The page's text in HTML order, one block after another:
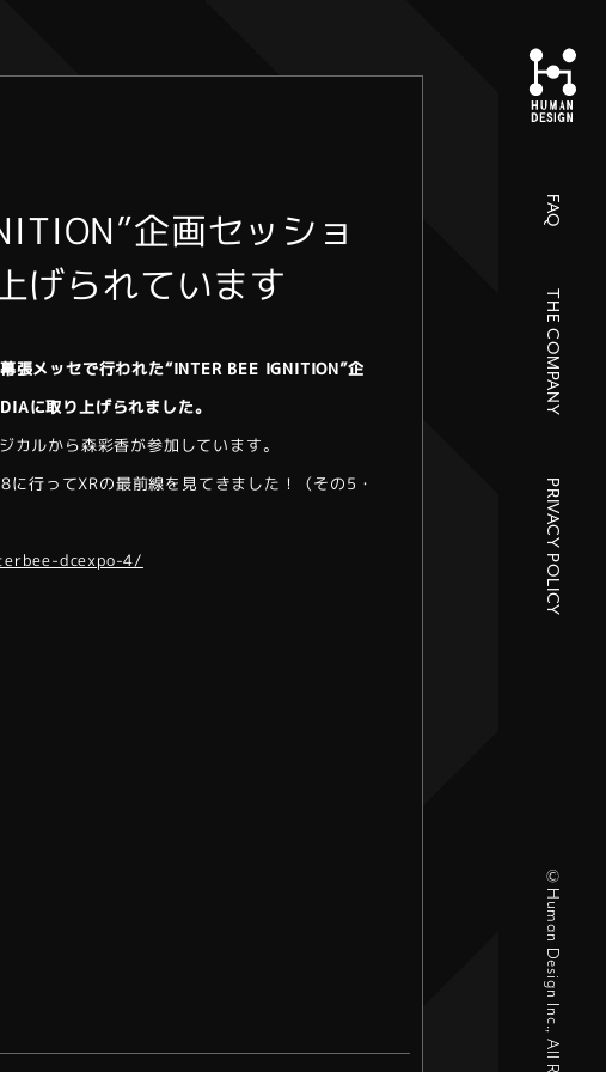
企画セッショ
げられています
メッセで行われた“INTER BEE IGNITION”企
に取り上げられました。
カルから森彩香が参加しています。
ってXRの最前線を見てきました！（その5・
dcexpo-4/
FAQ
THE COMPANY
PRIVACY POLICY